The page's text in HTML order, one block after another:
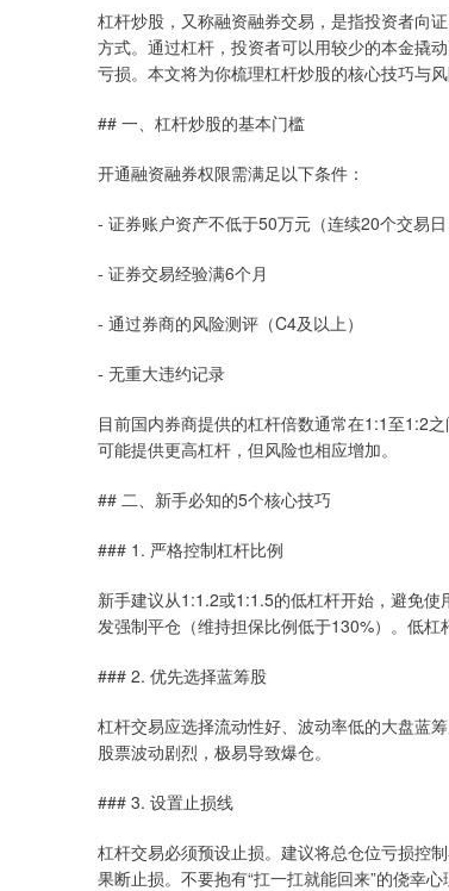
杠杆炒股，又称融资融券交易，是指投资者向
方式。通过杠杆，投资者可以用较少的本金撬
亏损。本文将为你梳理杠杆炒股的核心技巧与风
## 一、杠杆炒股的基本门槛
开通融资融券权限需满足以下条件：
- 证券账户资产不低于50万元（连续20个交易日
- 证券交易经验满6个月
- 通过券商的风险测评（C4及以上）
- 无重大违约记录
目前国内券商提供的杠杆倍数通常在1:1至1:2
可能提供更高杠杆，但风险也相应增加。
## 二、新手必知的5个核心技巧
### 1. 严格控制杠杆比例
新手建议从1:1.2或1:1.5的低杠杆开始，避免
发强制平仓（维持担保比例低于130%）。低杠
### 2. 优先选择蓝筹股
杠杆交易应选择流动性好、波动率低的大盘蓝
股票波动剧烈，极易导致爆仓。
### 3. 设置止损线
杠杆交易必须预设止损。建议将总仓位亏损控
果断止损。不要抱有“扛一扛就能回来”的侥幸心